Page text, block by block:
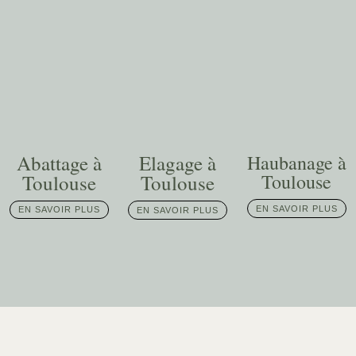
Abattage à
Toulouse
EN SAVOIR PLUS
Elagage à
Toulouse
EN SAVOIR PLUS
Haubanage à
Toulouse
EN SAVOIR PLUS